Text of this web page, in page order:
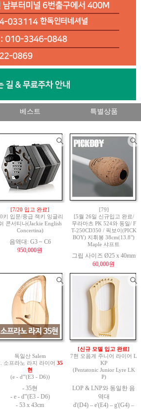
베스트 특별상품
[7/20 입고 완료]
키 입문/중급 잭키 잉글리
콘서티나(Jackie English
Concertina)
음역대: G3 ~ C6
950,000원
[79]
[5월 26일 신규입고 완료/
무라마츠 PK 524와 동일/ F
T-250CD350 / 픽보이(PICK
BOY) 지휘봉 38cm(13.8")
Maple 샤프트
그립 사이즈 Ø25 x 40mm
60,000원
독일산 Salem
소프라노 라지 라이어 35
현
(e - d'''(E3 - D6))
- 35현
- e - d'''(E3 - D6)
- 53 x 43cm
[신규 모델 입고 완료]
7현 오음계 주니어 라이어 L
KP
(Pentatonic Junior Lyre LK
P)
LOP & LNP와 동일한 음
역대
d'(D4) – e'(E4) – g'(G4) –